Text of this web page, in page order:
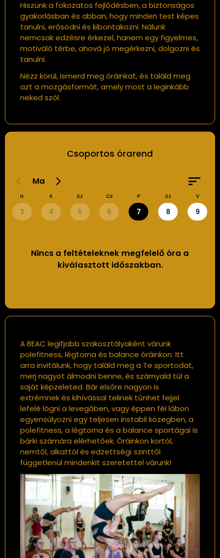
Hiszünk a fokozatos fejlődésben, a biztonságos
gyakorlásban és abban, hogy minden test képes
tanulni, erősödni és kibontakozni. Nálunk
nemcsak edzésre érkezel, hanem egy figyelmes,
motiváló térbe, ahová jó megérkezni, dolgozni és
tanulni.
Nézz körül, ismerd meg óráinkat, és találd meg
azt a mozgásformát, amely most a leginkább
neked szól.
Csoportos órarend
Ma
H K Sz Cs P Sz V
3 4 5 6 7 8 9
Nincs a feltételeknek megfelelő óra a
kiválasztott időszakban.
A BEAC legifjabb szakosztályaként várunk
polefitness, légtorna és balance óráinkon. Itt
arra invitálunk, hogy találd meg a Te sportodat,
merj nagyot álmodni benne, és szárnyald túl a
saját képzeleted. Bár elsőre nagyon is
extrémnek és kihívással telinek tűnhet fejjel
lefelé lógni a levegőben, vagy éppen fél lábon
egyensúlyozni egy teljesen instabil közegben, a
polefitness, a légtorna és a balance sportágai is
bárki számára elérhetőek. Óráinkon kortól,
nemtől, alkattól és edzettségi szinttől
függetlenül mindenkit szeretettel várunk!